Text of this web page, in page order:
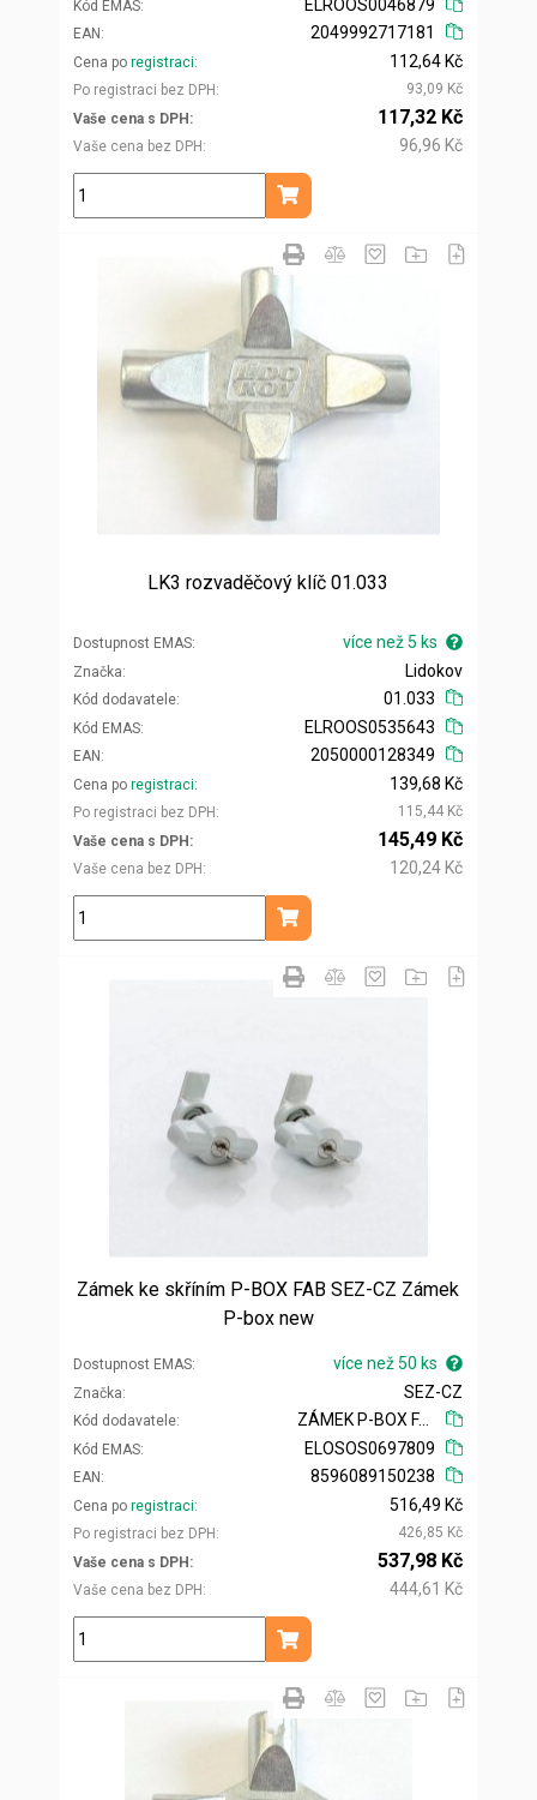
Kód EMAS
EAN
ELROOS0046879
2049992717181
Cena po registraci
Po registraci bez DPH
112,64 Kč
93,09 Kč
Vaše cena s DPH
Vaše cena bez DPH
117,32 Kč
96,96 Kč
ks
Přidat do košíku
LK3 rozvaděčový klíč 01.033
Dostupnost EMAS více než 5 ks
Značka
Kód dodavatele
Lidokov
01.033
Kód EMAS
EAN
ELROOS0535643
2050000128349
Cena po registraci
Po registraci bez DPH
139,68 Kč
115,44 Kč
Vaše cena s DPH
Vaše cena bez DPH
145,49 Kč
120,24 Kč
ks
Přidat do košíku
Zámek ke skříním P-BOX FAB SEZ-CZ Zámek
P-box new
Dostupnost EMAS více než 50 ks
Značka
Kód dodavatele
SEZ-CZ
ZÁMEK P-BOX FAB
Kód EMAS
EAN
ELOSOS0697809
8596089150238
Cena po registraci
Po registraci bez DPH
516,49 Kč
426,85 Kč
Vaše cena s DPH
Vaše cena bez DPH
537,98 Kč
444,61 Kč
ks
Přidat do košíku